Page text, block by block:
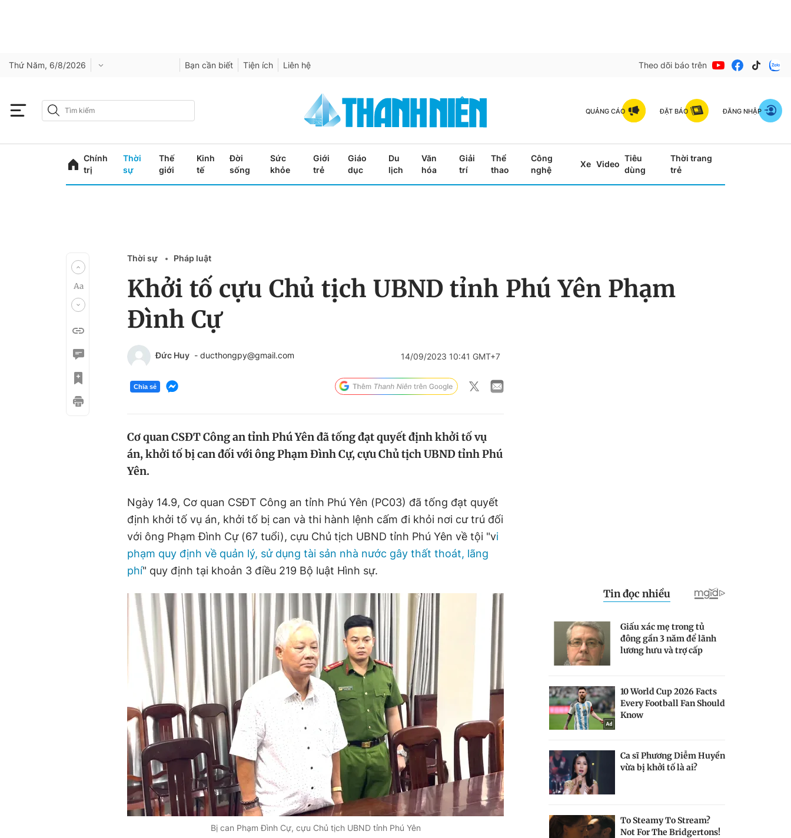
Thứ Năm, 6/8/2026 Bạn cần biết Tiện ích Liên hệ Theo dõi báo trên
QUẢNG CÁO ĐẶT BÁO ĐĂNG NHẬP
Chính
trị
Thời
sự
Thế
giới
Kinh
tế
Đời
sống
Sức
khỏe
Giới
trẻ
Giáo
dục
Du
lịch
Văn
hóa
Giải
trí
Thể
thao
Công
nghệ
Xe Video
Tiêu
dùng
Thời trang
trẻ
Thời sự Pháp luật
Khởi tố cựu Chủ tịch UBND tỉnh Phú Yên Phạm
Đình Cự
Đức Huy - ducthongpy@gmail.com 14/09/2023 10:41 GMT+7
Chia sẻ
Cơ quan CSĐT Công an tỉnh Phú Yên đã tống đạt quyết định khởi tố vụ
án, khởi tố bị can đối với ông Phạm Đình Cự, cựu Chủ tịch UBND tỉnh Phú
Yên.
Ngày 14.9, Cơ quan CSĐT Công an tỉnh Phú Yên (PC03) đã tống đạt quyết
định khởi tố vụ án, khởi tố bị can và thi hành lệnh cấm đi khỏi nơi cư trú đối
với ông Phạm Đình Cự (67 tuổi), cựu Chủ tịch UBND tỉnh Phú Yên về tội "vi
phạm quy định về quản lý, sử dụng tài sản nhà nước gây thất thoát, lãng
phí" quy định tại khoản 3 điều 219 Bộ luật Hình sự.
Bị can Phạm Đình Cự, cựu Chủ tịch UBND tỉnh Phú Yên